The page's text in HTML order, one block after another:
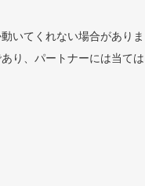
いてくれない場合がありま
り、パートナーには当ては